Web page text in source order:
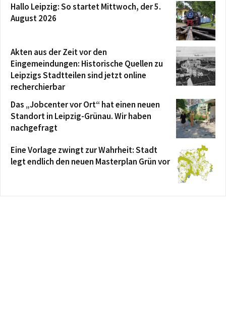
Hallo Leipzig: So startet Mittwoch, der 5.
August 2026
Akten aus der Zeit vor den
Eingemeindungen: Historische Quellen zu
Leipzigs Stadtteilen sind jetzt online
recherchierbar
Das „Jobcenter vor Ort“ hat einen neuen
Standort in Leipzig-Grünau. Wir haben
nachgefragt
Eine Vorlage zwingt zur Wahrheit: Stadt
legt endlich den neuen Masterplan Grün vor